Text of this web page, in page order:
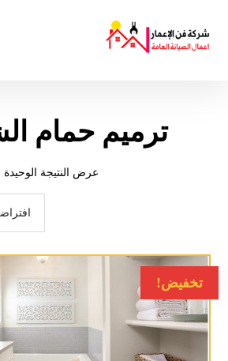
ترميم حمام
عرض النتيجة الوحيدة
تخفيض!